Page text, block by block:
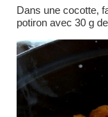
Dans une cocotte,
potiron avec 30 g